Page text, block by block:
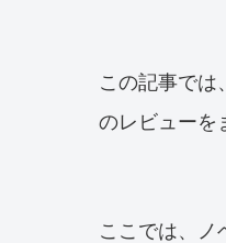
この記事では
のレビューを
ここでは、ノ